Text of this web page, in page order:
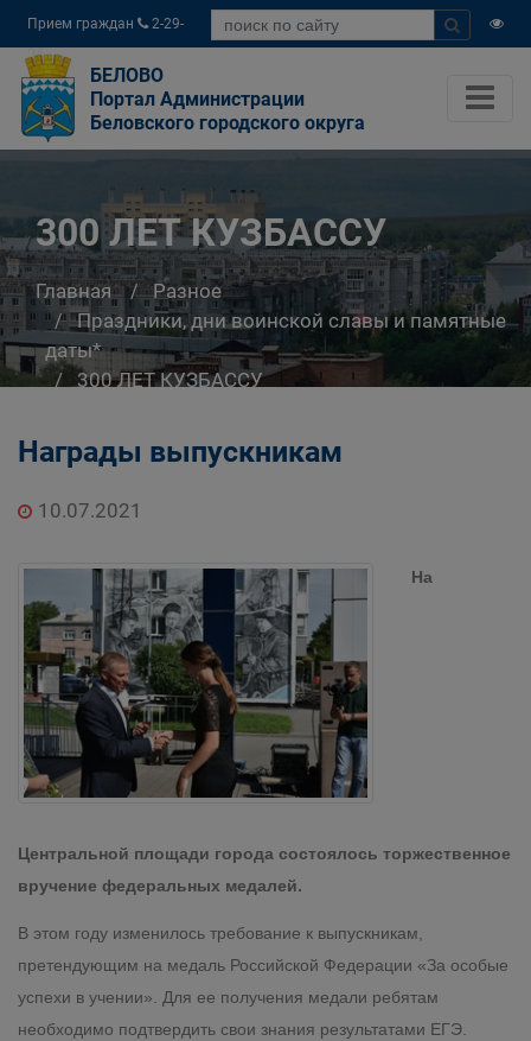
Прием граждан
2-29-
04
БЕЛОВО
Портал Администрации
Беловского городского округа
300 ЛЕТ КУЗБАССУ
Главная
Разное
Праздники, дни воинской славы и памятные
даты*
300 ЛЕТ КУЗБАССУ
Награды выпускникам
10.07.2021
На
Центральной площади города состоялось торжественное
вручение федеральных медалей.
В этом году изменилось требование к выпускникам,
претендующим на медаль Российской Федерации «За особые
успехи в учении». Для ее получения медали ребятам
необходимо подтвердить свои знания результатами ЕГЭ.